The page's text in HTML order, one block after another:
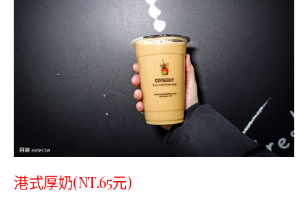
港式厚奶(NT.65元)